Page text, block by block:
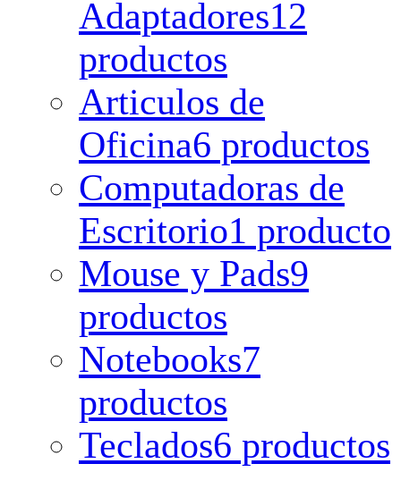
Adaptadores12
productos
Articulos de
Oficina6 productos
Computadoras de
Escritorio1 producto
Mouse y Pads9
productos
Notebooks7
productos
Teclados6 productos